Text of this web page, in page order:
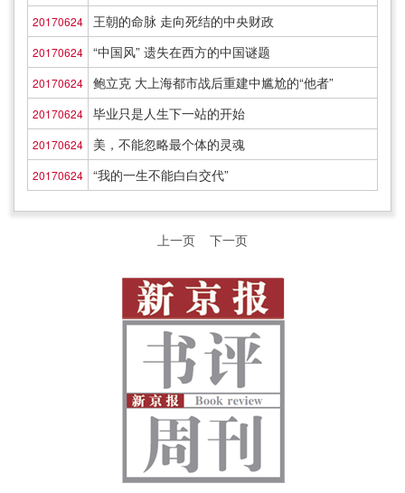
20170624 王朝的命脉 走向死结的中央财政
20170624 “中国风” 遗失在西方的中国谜题
20170624 鲍立克 大上海都市战后重建中尴尬的“他者”
20170624 毕业只是人生下一站的开始
20170624 美，不能忽略最个体的灵魂
20170624 “我的一生不能白白交代”
上一页 下一页